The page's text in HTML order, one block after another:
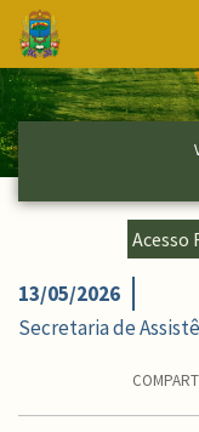
Ir para conteúdo
Conteúdo Principal
13/05/2026
Secretaria de